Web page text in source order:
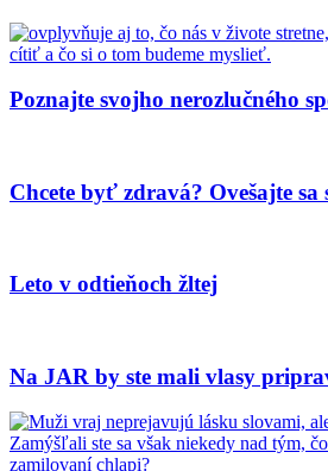
Poznajte svojho nerozlučného
Chcete byť zdravá? Ovešajte sa
Leto v odtieňoch žltej
Na JAR by ste mali vlasy